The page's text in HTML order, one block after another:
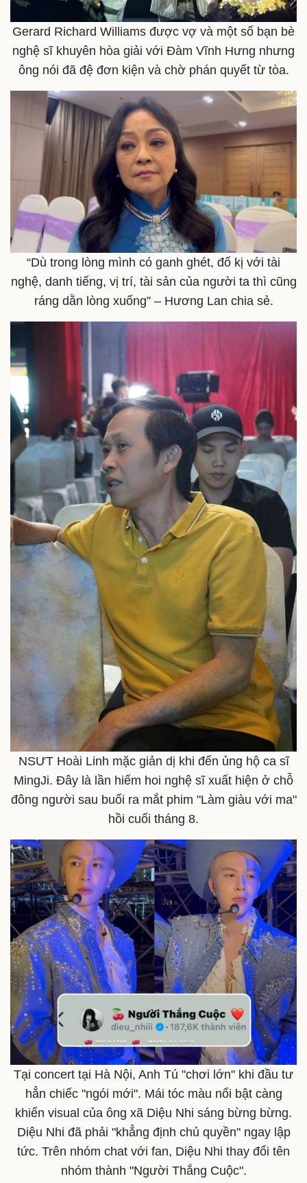
Thể thao
Bóng đá
Lịch thi đấu bóng đá
Thế giới thể thao
eSports
Hậu trường
Ô tô
Xe máy
Tư vấn
Doanh nghiệp
Thông tin doanh nghiệp
Doanh nghiệp 24h
Doanh nhân
Vì cộng đồng
Công nghệ
Sành điệu
Tin Công nghệ
Trải nghiệm
Chuyển đổi số
Gerard Richard Williams được vợ và một số bạn bè
nghệ sĩ khuyên hòa giải với Đàm Vĩnh Hưng nhưng
ông nói đã đệ đơn kiện và chờ phán quyết từ tòa.
“Dù trong lòng mình có ganh ghét, đố kị với tài
nghệ, danh tiếng, vị trí, tài sản của người ta thì cũng
ráng dằn lòng xuống” – Hương Lan chia sẻ.
NSƯT Hoài Linh mặc giản dị khi đến ủng hộ ca sĩ
MingJi. Đây là lần hiếm hoi nghệ sĩ xuất hiện ở chỗ
đông người sau buổi ra mắt phim "Làm giàu với ma"
hồi cuối tháng 8.
Tại concert tại Hà Nội, Anh Tú "chơi lớn" khi đầu tư
hẳn chiếc "ngói mới". Mái tóc màu nổi bật càng
khiến visual của ông xã Diệu Nhi sáng bừng bừng.
Diệu Nhi đã phải "khẳng định chủ quyền" ngay lập
tức. Trên nhóm chat với fan, Diệu Nhi thay đổi tên
nhóm thành "Người Thắng Cuộc".